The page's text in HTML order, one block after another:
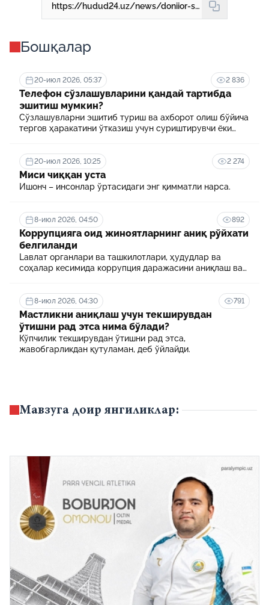
https://hudud24.uz/news/doniior-saliev-paralimpiia-uiinlarining-kumush-medalini-kulga-kiritdi-1
Бошқалар
20-июл 2026, 05:37 2 836
Телефон сўзлашувларини қандай тартибда
эшитиш мумкин?
Сўзлашувларни эшитиб туриш ва ахборот олиш бўйича
тергов ҳаракатини ўтказиш учун суриштирувчи ёки
20-июл 2026, 10:25 2 274
Миси чиққан уста
Ишонч – инсонлар ўртасидаги энг қимматли нарса.
8-июл 2026, 04:50 892
Коррупцияга оид жиноятларнинг аниқ рўйхати
белгиланди
Lавлат органлари ва ташкилотлари, ҳудудлар ва
соҳалар кесимида коррупция даражасини аниқлаш ва
8-июл 2026, 04:30 791
Мастликни аниқлаш учун текширувдан
ўтишни рад этса нима бўлади?
Кўпчилик текширувдан ўтишни рад этса,
жавобгарликдан қутуламан, деб ўйлайди.
Мавзуга доир янгиликлар: